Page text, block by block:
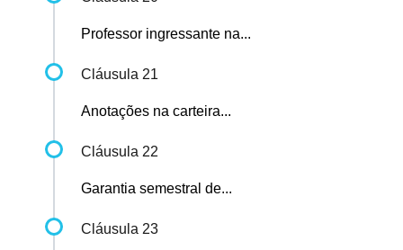
Professor ingressante na...
Cláusula 21
Anotações na carteira...
Cláusula 22
Garantia semestral de...
Cláusula 23